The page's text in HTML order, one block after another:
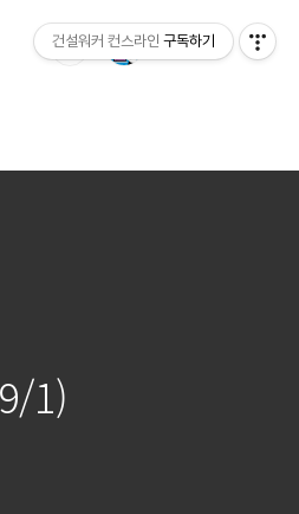
1)
건설워커 컨스라인 구독하기